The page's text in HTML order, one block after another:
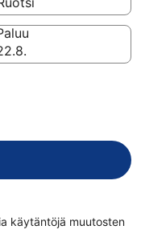
käytäntöjä muutosten